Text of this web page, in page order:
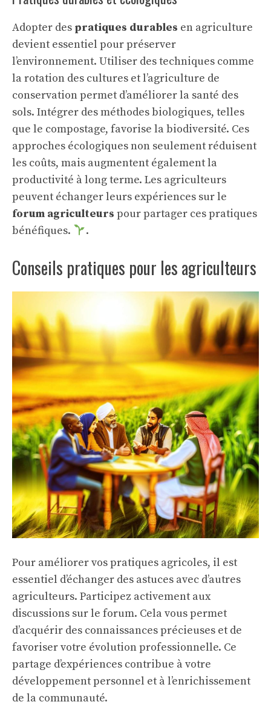
Adopter des pratiques durables en agriculture
devient essentiel pour préserver
l’environnement. Utiliser des techniques comme
la rotation des cultures et l’agriculture de
conservation permet d’améliorer la santé des
sols. Intégrer des méthodes biologiques, telles
que le compostage, favorise la biodiversité. Ces
approches écologiques non seulement réduisent
les coûts, mais augmentent également la
productivité à long terme. Les agriculteurs
peuvent échanger leurs expériences sur le
forum agriculteurs pour partager ces pratiques
bénéfiques.
.
Conseils pratiques pour les agriculteurs
Pour améliorer vos pratiques agricoles, il est
essentiel d’échanger des astuces avec d’autres
agriculteurs. Participez activement aux
discussions sur le forum. Cela vous permet
d’acquérir des connaissances précieuses et de
favoriser votre évolution professionnelle. Ce
partage d’expériences contribue à votre
développement personnel et à l’enrichissement
de la communauté.